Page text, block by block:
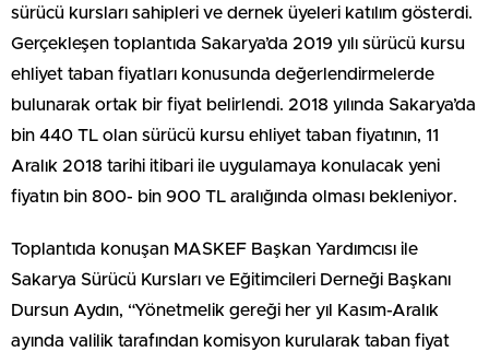
sürücü kursları sahipleri ve dernek üyeleri katılım gösterdi.
Gerçekleşen toplantıda Sakarya’da 2019 yılı sürücü kursu
ehliyet taban fiyatları konusunda değerlendirmelerde
bulunarak ortak bir fiyat belirlendi. 2018 yılında Sakarya’da
bin 440 TL olan sürücü kursu ehliyet taban fiyatının, 11
Aralık 2018 tarihi itibari ile uygulamaya konulacak yeni
fiyatın bin 800- bin 900 TL aralığında olması bekleniyor.
Toplantıda konuşan MASKEF Başkan Yardımcısı ile
Sakarya Sürücü Kursları ve Eğitimcileri Derneği Başkanı
Dursun Aydın, “Yönetmelik gereği her yıl Kasım-Aralık
ayında valilik tarafından komisyon kurularak taban fiyat